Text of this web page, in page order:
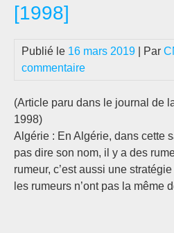
[1998]
Publié le 16 mars 2019 | Par
commentaire
(Article paru dans le journal de
1998)
Algérie : En Algérie, dans cette
pas dire son nom, il y a des
rumeur, c’est aussi une
les rumeurs n’ont pas la même